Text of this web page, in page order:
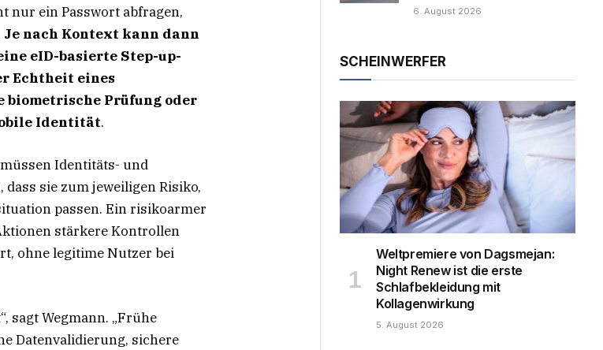
nur ein Passwort abfragen,
Je nach Kontext kann dann
eID-basierte Step-up-
Echtheit eines
biometrische Prüfung oder
Identität.
Identitäts- und
sie zum jeweiligen Risiko,
passen. Ein risikoarmer
stärkere Kontrollen
ohne legitime Nutzer bei
sagt Wegmann. „Frühe
Datenvalidierung, sichere
6. August 2026
SCHEINWERFER
Weltpremiere von Dagsmejan:
Night Renew ist die erste
Schlafbekleidung mit
Kollagenwirkung
5. August 2026